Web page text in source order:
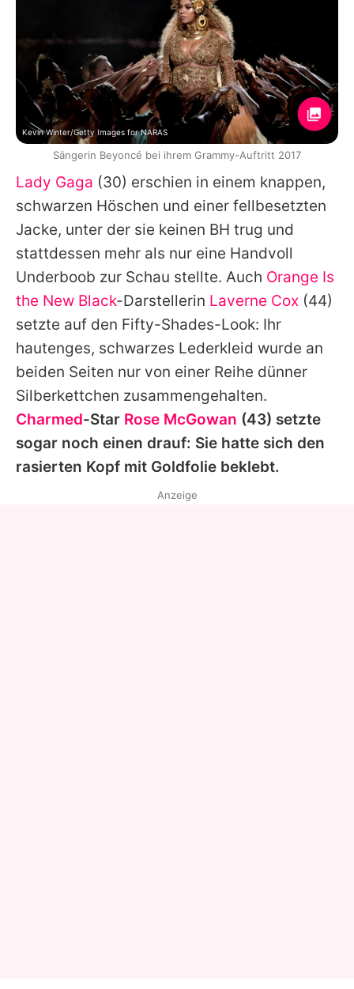
Lady Gaga (30) erschien in einem knappen,
schwarzen Höschen und einer fellbesetzten
Jacke, unter der sie keinen BH trug und
stattdessen mehr als nur eine Handvoll
Underboob zur Schau stellte. Auch Orange Is
the New Black-Darstellerin Laverne Cox (44)
setzte auf den Fifty-Shades-Look: Ihr
hautenges, schwarzes Lederkleid wurde an
beiden Seiten nur von einer Reihe dünner
Silberkettchen zusammengehalten.
Charmed-Star Rose McGowan (43) setzte
sogar noch einen drauf: Sie hatte sich den
rasierten Kopf mit Goldfolie beklebt.
Kevin Winter/Getty Images for NARAS
Sängerin Beyoncé bei ihrem Grammy-Auftritt 2017
Anzeige